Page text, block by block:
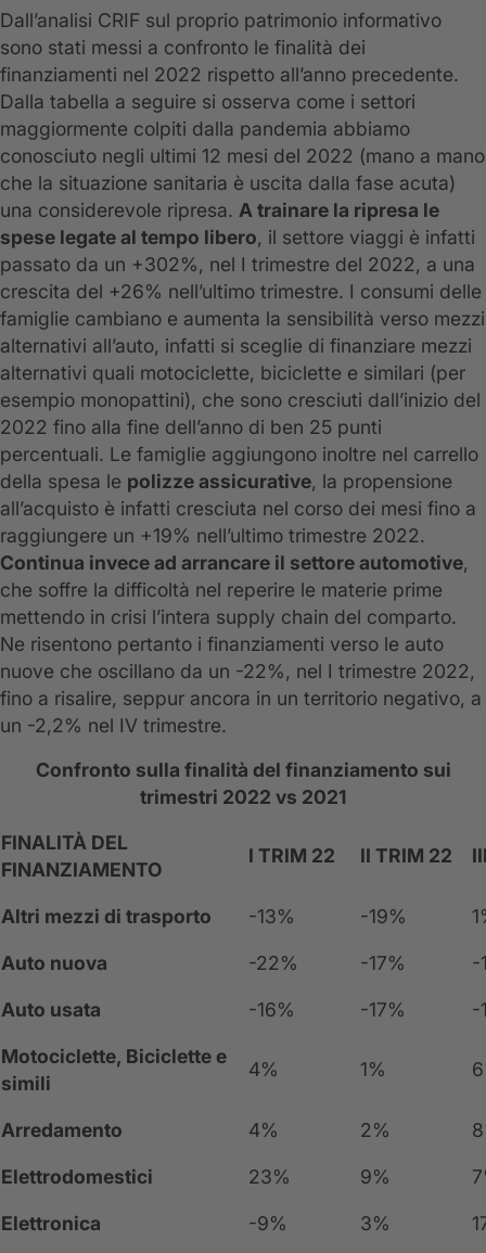
Dall’analisi CRIF sul proprio patrimonio informativo
sono stati messi a confronto le finalità dei
finanziamenti nel 2022 rispetto all’anno precedente.
Dalla tabella a seguire si osserva come i settori
maggiormente colpiti dalla pandemia abbiamo
conosciuto negli ultimi 12 mesi del 2022 (mano a mano
che la situazione sanitaria è uscita dalla fase acuta)
una considerevole ripresa. A trainare la ripresa le
spese legate al tempo libero, il settore viaggi è infatti
passato da un +302%, nel I trimestre del 2022, a una
crescita del +26% nell’ultimo trimestre. I consumi delle
famiglie cambiano e aumenta la sensibilità verso mezzi
alternativi all’auto, infatti si sceglie di finanziare mezzi
alternativi quali motociclette, biciclette e similari (per
esempio monopattini), che sono cresciuti dall’inizio del
2022 fino alla fine dell’anno di ben 25 punti
percentuali. Le famiglie aggiungono inoltre nel carrello
della spesa le polizze assicurative, la propensione
all’acquisto è infatti cresciuta nel corso dei mesi fino a
raggiungere un +19% nell’ultimo trimestre 2022.
Continua invece ad arrancare il settore automotive,
che soffre la difficoltà nel reperire le materie prime
mettendo in crisi l’intera supply chain del comparto.
Ne risentono pertanto i finanziamenti verso le auto
nuove che oscillano da un -22%, nel I trimestre 2022,
fino a risalire, seppur ancora in un territorio negativo, a
un -2,2% nel IV trimestre.
Confronto sulla finalità del finanziamento sui
trimestri 2022 vs 2021
FINALITÀ DEL
FINANZIAMENTO
I TRIM 22 II TRIM 22
Altri mezzi di trasporto -13% -19%
Auto nuova -22% -17% -
Auto usata -16% -17% -
Motociclette, Biciclette e
simili
4% 1%
Arredamento 4% 2%
Elettrodomestici 23% 9%
Elettronica -9% 3%